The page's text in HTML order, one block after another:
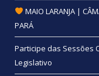
MAIO LARANJA |
PARÁ
Participe das Sessões
Legislativo